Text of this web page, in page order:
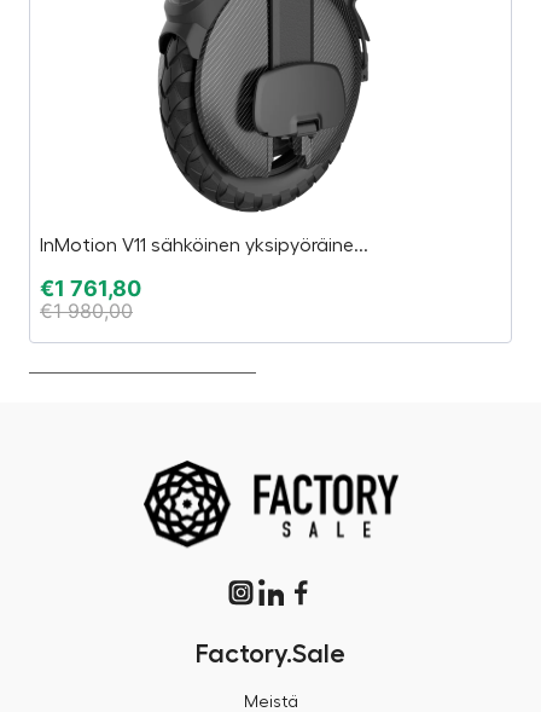
InMotion V11 sähköinen yksipyöräine...
€1 761,80
€1 980,00
Factory.Sale
Meistä